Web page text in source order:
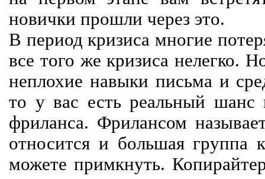
новички прошли через это.
В период кризиса многие
все того же кризиса нелегко.
неплохие навыки письма и
то у вас есть реальный шанс
фриланса. Фрилансом
относится и большая группа
можете примкнуть.